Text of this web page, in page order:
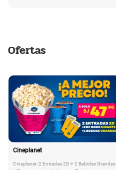
Ofertas
Cineplanet
Cineplanet: 2 Entradas 2D + 2 Bebidas Grandes